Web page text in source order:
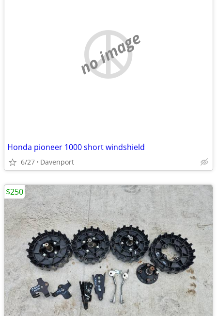
no image
Honda pioneer 1000 short windshield
6/27 Davenport
$250